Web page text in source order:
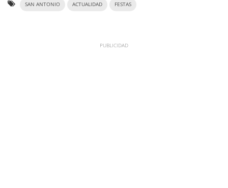
SAN ANTONIO ACTUALIDAD FESTAS